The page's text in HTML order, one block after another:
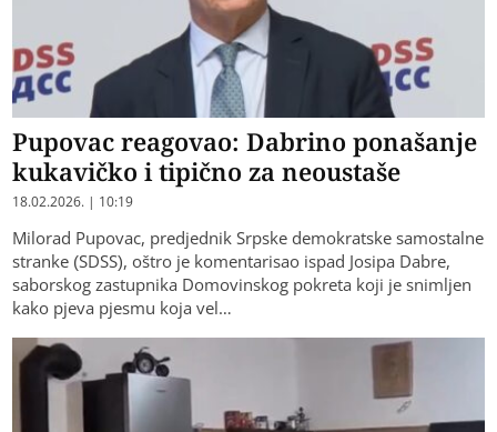
Pupovac reagovao: Dabrino ponašanje
kukavičko i tipično za neoustaše
18.02.2026. | 10:19
Milorad Pupovac, predjednik Srpske demokratske samostalne
stranke (SDSS), oštro je komentarisao ispad Josipa Dabre,
saborskog zastupnika Domovinskog pokreta koji je snimljen
kako pjeva pjesmu koja vel…